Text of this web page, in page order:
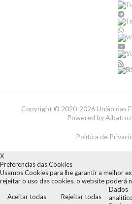
Copyright © 2020-2026 União das
Powered by
Política de
X
Preferencias das Cookies
Usamos Cookies para lhe garantir a melhor
rejeitar o uso das cookies, o website poderá
Aceitar todas
Rejeitar todas
Dados